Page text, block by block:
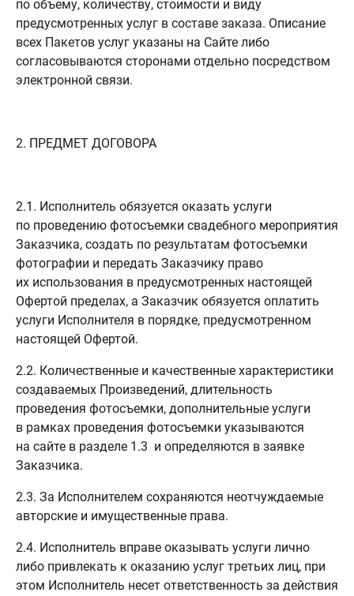
по объему, количеству, стоимости и виду
предусмотренных услуг в составе заказа. Описание
всех Пакетов услуг указаны на Сайте либо
согласовываются сторонами отдельно посредством
электронной связи.
2. ПРЕДМЕТ ДОГОВОРА
2.1. Исполнитель обязуется оказать услуги
по проведению фотосъемки свадебного мероприятия
Заказчика, создать по результатам фотосъемки
фотографии и передать Заказчику право
их использования в предусмотренных настоящей
Офертой пределах, а Заказчик обязуется оплатить
услуги Исполнителя в порядке, предусмотренном
настоящей Офертой.
2.2. Количественные и качественные характеристики
создаваемых Произведений, длительность
проведения фотосъемки, дополнительные услуги
в рамках проведения фотосъемки указываются
на сайте в разделе 1.3 и определяются в заявке
Заказчика.
2.3. За Исполнителем сохраняются неотчуждаемые
авторские и имущественные права.
2.4. Исполнитель вправе оказывать услуги лично
либо привлекать к оказанию услуг третьих лиц, при
этом Исполнитель несет ответственность за действия